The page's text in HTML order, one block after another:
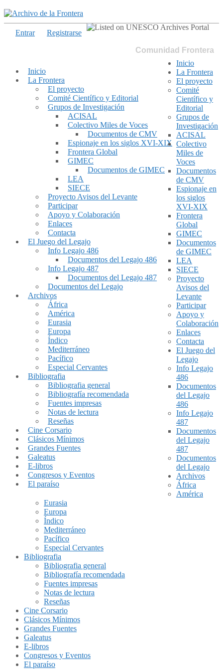
Comunidad Frontera
Inicio
La Frontera
El proyecto
Comité Científico y Editorial
Grupos de Investigación
ACISAL
Colectivo Miles de Voces
Documentos de CMV
Espionaje en los siglos XVI-XIX
Frontera Global
GIMEC
Documentos de GIMEC
LEA
SIECE
Proyecto Avisos del Levante
Participar
Apoyo y Colaboración
Enlaces
Contacta
El Juego del Legajo
Info Legajo 486
Documentos del Legajo 486
Info Legajo 487
Documentos del Legajo 487
Documentos del Legajo
Archivos
África
América
Eurasia
Europa
Índico
Mediterráneo
Pacífico
Especial Cervantes
Bibliografia
Bibliografia general
Bibliografía recomendada
Fuentes impresas
Notas de lectura
Reseñas
Cine Corsario
Clásicos Mínimos
Grandes Fuentes
Galeatus
E-libros
Congresos y Eventos
El paraíso
Entrar Registrarse
Inicio
La Frontera
El proyecto
Comité
Científico y
Editorial
Grupos de
Investigación
ACISAL
Colectivo
Miles de
Voces
Documentos
de CMV
Espionaje en
los siglos
XVI-XIX
Frontera
Global
GIMEC
Documentos
de GIMEC
LEA
SIECE
Proyecto
Avisos del
Levante
Participar
Apoyo y
Colaboración
Enlaces
Contacta
El Juego del
Legajo
Info Legajo
486
Documentos
del Legajo
486
Info Legajo
487
Documentos
del Legajo
487
Documentos
del Legajo
Archivos
África
América
Eurasia
Europa
Índico
Mediterráneo
Pacífico
Especial Cervantes
Bibliografia
Bibliografia general
Bibliografía recomendada
Fuentes impresas
Notas de lectura
Reseñas
Cine Corsario
Clásicos Mínimos
Grandes Fuentes
Galeatus
E-libros
Congresos y Eventos
El paraíso